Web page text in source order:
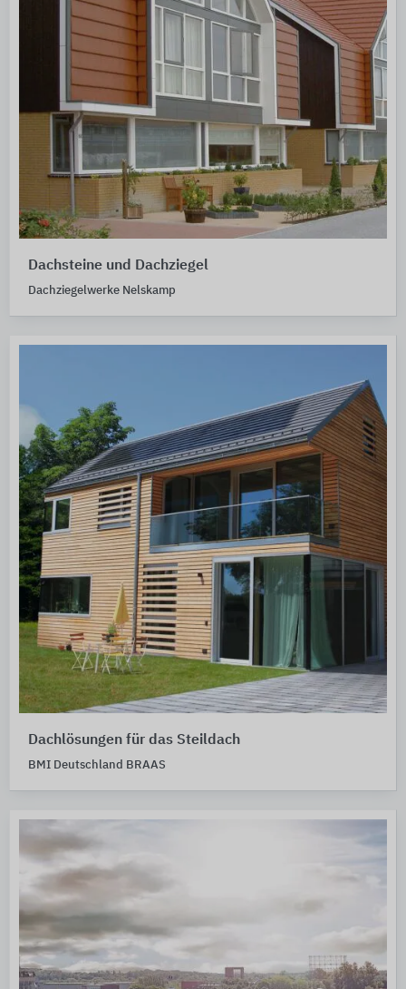
Dachsteine und Dachziegel
Dachziegelwerke Nelskamp
Dachlösungen für das Steildach
BMI Deutschland BRAAS